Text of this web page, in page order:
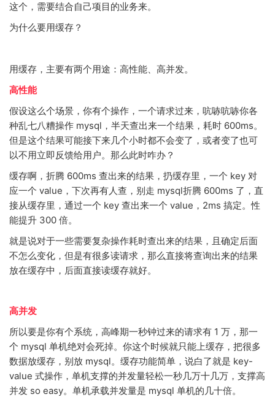
这个，需要结合自己项目的业务来。
为什么要用缓存？
用缓存，主要有两个用途：高性能、高并发。
高性能
假设这么个场景，你有个操作，一个请求过来，吭哧吭哧你各
种乱七八糟操作 mysql，半天查出来一个结果，耗时 600ms。
但是这个结果可能接下来几个小时都不会变了，或者变了也可
以不用立即反馈给用户。那么此时咋办？
缓存啊，折腾 600ms 查出来的结果，扔缓存里，一个 key 对
应一个 value，下次再有人查，别走 mysql折腾 600ms 了，直
接从缓存里，通过一个 key 查出来一个 value，2ms 搞定。性
能提升 300 倍。
就是说对于一些需要复杂操作耗时查出来的结果，且确定后面
不怎么变化，但是有很多读请求，那么直接将查询出来的结果
放在缓存中，后面直接读缓存就好。
高并发
所以要是你有个系统，高峰期一秒钟过来的请求有 1 万，那一
个 mysql 单机绝对会死掉。你这个时候就只能上缓存，把很多
数据放缓存，别放 mysql。缓存功能简单，说白了就是 key-
value 式操作，单机支撑的并发量轻松一秒几万十几万，支撑高
并发 so easy。单机承载并发量是 mysql 单机的几十倍。